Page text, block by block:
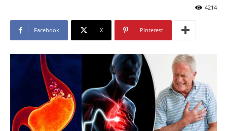
4214
Facebook X Pinterest